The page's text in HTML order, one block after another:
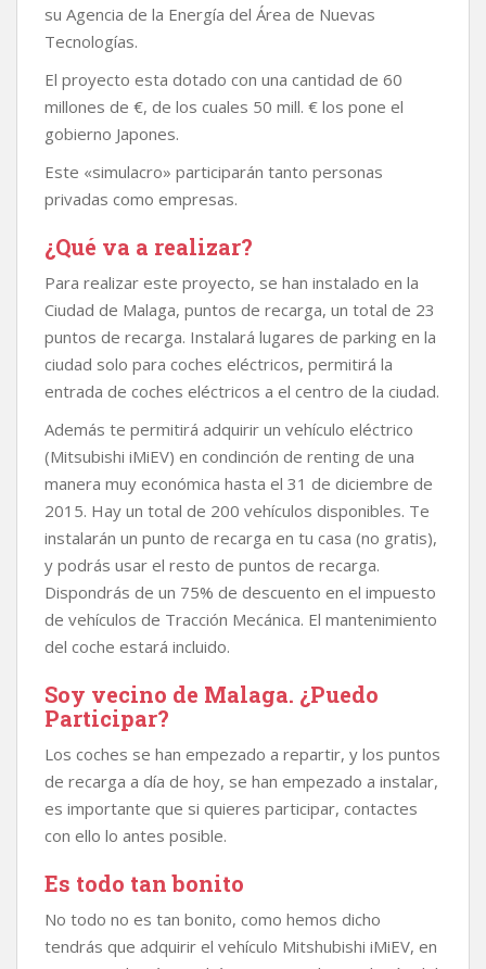
su Agencia de la Energía del Área de Nuevas
Tecnologías.
El proyecto esta dotado con una cantidad de 60
millones de €, de los cuales 50 mill. € los pone el
gobierno Japones.
Este «simulacro» participarán tanto personas
privadas como empresas.
¿Qué va a realizar?
Para realizar este proyecto, se han instalado en la
Ciudad de Malaga, puntos de recarga, un total de 23
puntos de recarga. Instalará lugares de parking en la
ciudad solo para coches eléctricos, permitirá la
entrada de coches eléctricos a el centro de la ciudad.
Además te permitirá adquirir un vehículo eléctrico
(Mitsubishi iMiEV) en condinción de renting de una
manera muy económica hasta el 31 de diciembre de
2015. Hay un total de 200 vehículos disponibles. Te
instalarán un punto de recarga en tu casa (no gratis),
y podrás usar el resto de puntos de recarga.
Dispondrás de un 75% de descuento en el impuesto
de vehículos de Tracción Mecánica. El mantenimiento
del coche estará incluido.
Soy vecino de Malaga. ¿Puedo
Participar?
Los coches se han empezado a repartir, y los puntos
de recarga a día de hoy, se han empezado a instalar,
es importante que si quieres participar, contactes
con ello lo antes posible.
Es todo tan bonito
No todo no es tan bonito, como hemos dicho
tendrás que adquirir el vehículo Mitshubishi iMiEV, en